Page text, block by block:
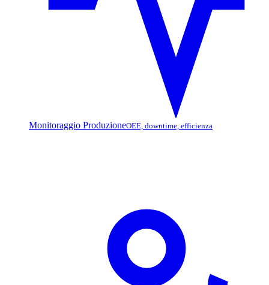
Monitoraggio ProduzioneOEE, downtime, efficienza